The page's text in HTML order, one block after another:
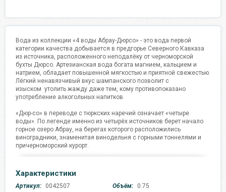
Вода из коллекции «4 воды Абрау-Дюрсо» - это вода первой
категории качества добывается в предгорье Северного Кавказа
из источника, расположенного неподалёку от черноморской
бухты Дюрсо. Артезианская вода богата магнием, кальцием и
натрием, обладает повышенной мягкостью и приятной свежестью.
Лёгкий ненавязчивый вкус шампанского позволит с
изыском утолить жажду даже тем, кому противопоказано
употребление алкогольных напитков.
«Дюр-со» в переводе с тюркских наречий означает «четыре
воды». По легенде именно из четырёх источников берет начало
горное озеро Абрау, на берегах которого расположились
виноградники, знаменитая винодельня с горными тоннелями и
причерноморский курорт.
Характеристики
Артикул: 0042507 Объём: 0.75